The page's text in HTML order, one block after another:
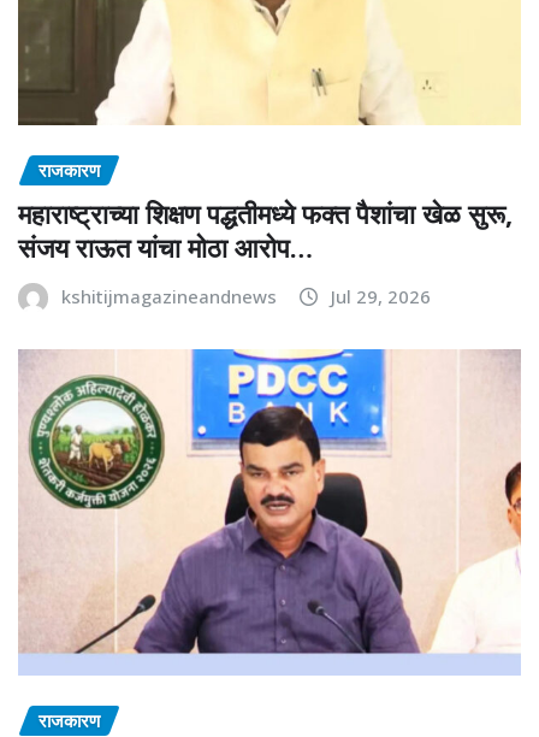
राजकारण
महाराष्ट्राच्या शिक्षण पद्धतीमध्ये फक्त पैशांचा खेळ सुरू,
संजय राऊत यांचा मोठा आरोप…
kshitijmagazineandnews Jul 29, 2026
राजकारण